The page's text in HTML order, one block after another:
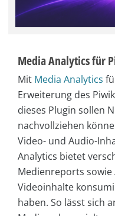
Media Analytics für
Mit Media Analytics
Erweiterung des
dieses Plugin sollen
nachvollziehen
Video- und Audio-
Analytics bietet
Medienreports
Videoinhalte
haben. So lässt sich